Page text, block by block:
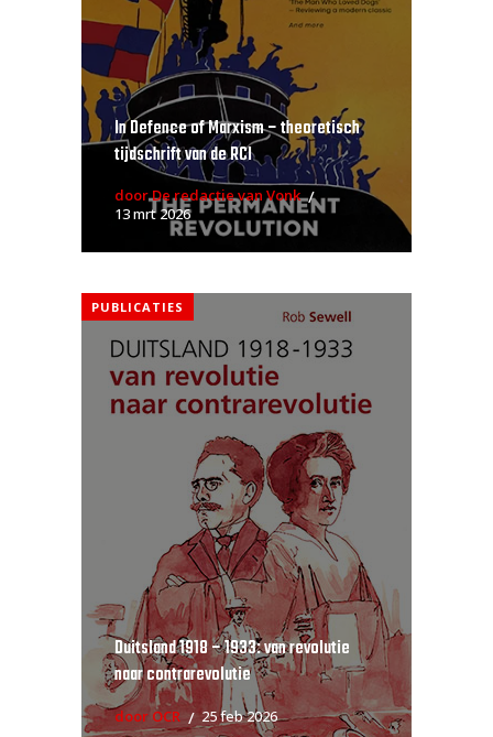
In Defence of Marxism – theoretisch
tijdschrift van de RCI
door De redactie van Vonk
13 mrt 2026
PUBLICATIES
Duitsland 1918 – 1933: van revolutie
naar contrarevolutie
door OCR 25 feb 2026